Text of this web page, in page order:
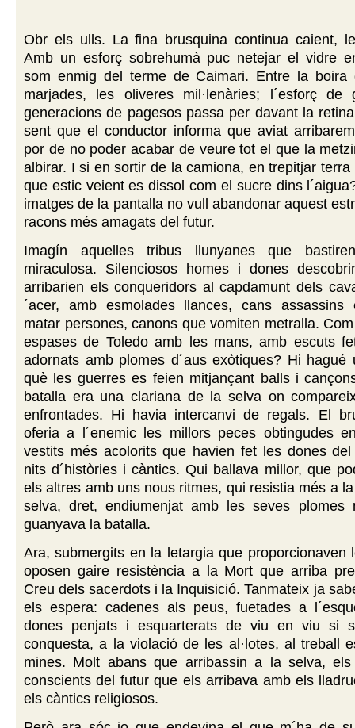
Obr els ulls. La fina brusquina continua caient,
Amb un esforç sobrehumà puc netejar el vidre
som enmig del terme de Caimari. Entre la boira
marjades, les oliveres mil·lenàries; l´esforç de
generacions de pagesos passa per davant la
sent que el conductor informa que aviat
por de no poder acabar de veure tot el que la
albirar. I si en sortir de la camiona, en trepitjar
que estic veient es dissol com el sucre dins
imatges de la pantalla no vull abandonar aquest
racons més amagats del futur.
Imagín aquelles tribus llunyanes que
miraculosa. Silenciosos homes i dones
arribarien els conqueridors al capdamunt dels
´acer, amb esmolades llances, cans assassins
matar persones, canons que vomiten metralla.
espases de Toledo amb les mans, amb escuts
adornats amb plomes d´aus exòtiques? Hi hagué
què les guerres es feien mitjançant balls i
batalla era una clariana de la selva on
enfrontades. Hi havia intercanvi de regals. El
oferia a l´enemic les millors peces obtingudes
vestits més acolorits que havien fet les dones
nits d´històries i càntics. Qui ballava millor, que
els altres amb uns nous ritmes, qui resistia més a
selva, dret, endiumenjat amb les seves plomes
guanyava la batalla.
Ara, submergits en la letargia que proporcionaven
oposen gaire resistència a la Mort que arriba
Creu dels sacerdots i la Inquisició. Tanmateix ja
els espera: cadenes als peus, fuetades a
dones penjats i esquarterats de viu en viu si
conquesta, a la violació de les al·lotes, al treball
mines. Molt abans que arribassin a la selva,
conscients del futur que els arribava amb els
els càntics religiosos.